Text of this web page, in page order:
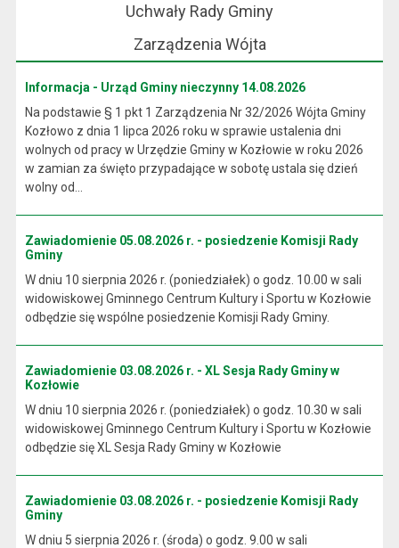
Uchwały Rady Gminy
Zarządzenia Wójta
Informacja - Urząd Gminy nieczynny 14.08.2026
Na podstawie § 1 pkt 1 Zarządzenia Nr 32/2026 Wójta Gminy
Kozłowo z dnia 1 lipca 2026 roku w sprawie ustalenia dni
wolnych od pracy w Urzędzie Gminy w Kozłowie w roku 2026
w zamian za święto przypadające w sobotę ustala się dzień
wolny od...
Zawiadomienie 05.08.2026 r. - posiedzenie Komisji Rady
Gminy
W dniu 10 sierpnia 2026 r. (poniedziałek) o godz. 10.00 w sali
widowiskowej Gminnego Centrum Kultury i Sportu w Kozłowie
odbędzie się wspólne posiedzenie Komisji Rady Gminy.
Zawiadomienie 03.08.2026 r. - XL Sesja Rady Gminy w
Kozłowie
W dniu 10 sierpnia 2026 r. (poniedziałek) o godz. 10.30 w sali
widowiskowej Gminnego Centrum Kultury i Sportu w Kozłowie
odbędzie się XL Sesja Rady Gminy w Kozłowie
Zawiadomienie 03.08.2026 r. - posiedzenie Komisji Rady
Gminy
W dniu 5 sierpnia 2026 r. (środa) o godz. 9.00 w sali